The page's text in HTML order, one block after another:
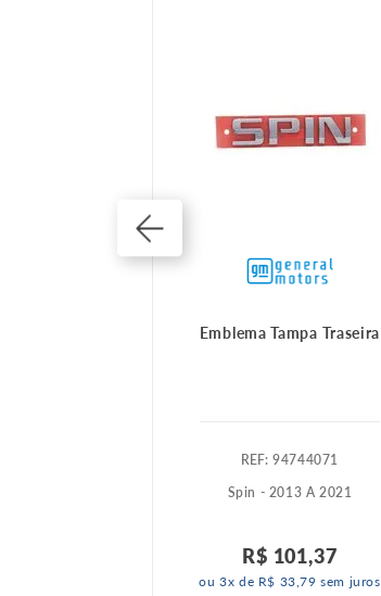
Emblema Tampa Traseira
:94744071
Spin - 2013 A 2021
R$ 101,37
ou3x de R$ 33 ,79 sem juros